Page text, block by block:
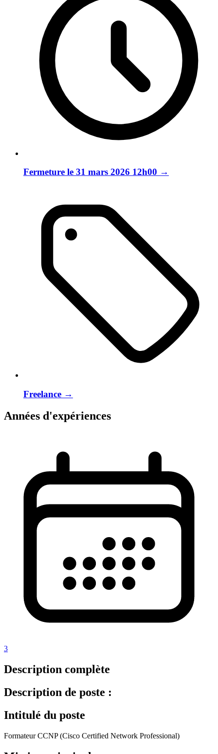
Fermeture le 31 mars 2026 12h00 →
Freelance →
Années d'expériences
3
Description complète
Description de poste :
Intitulé du poste
Formateur CCNP (Cisco Certified Network Professional)